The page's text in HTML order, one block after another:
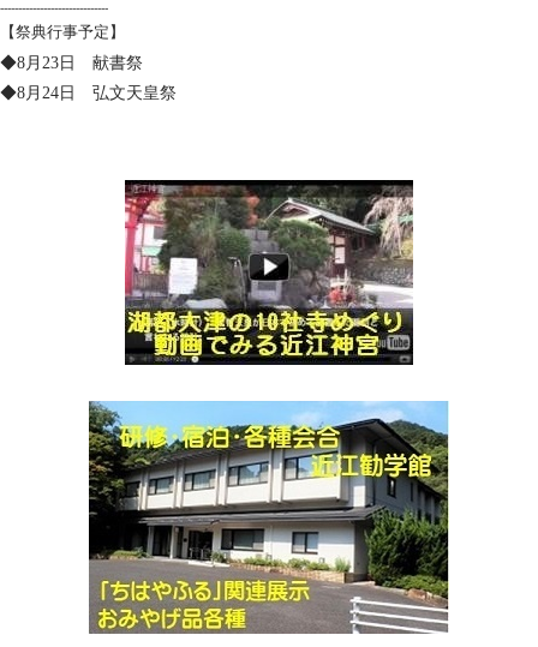
------------------------------
【祭典行事予定】
◆8月23日 献書祭
◆8月24日 弘文天皇祭